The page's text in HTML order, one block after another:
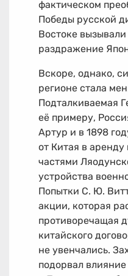
фактическом
Победы русской
Востоке
раздражение
Вскоре, однако,
регионе стала
Подталкиваемая
её примеру,
Артур и в 1898
от Китая в
частями
устройства
Попытки С. Ю.
акции, которая
противоречащая
китайского
не увенчались.
подорвал